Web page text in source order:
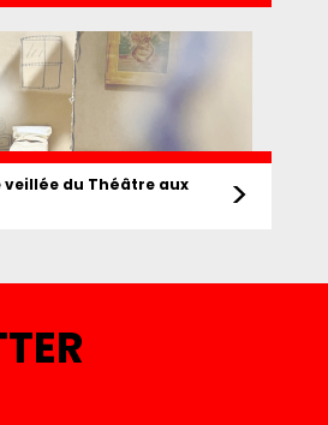
du Théâtre aux >